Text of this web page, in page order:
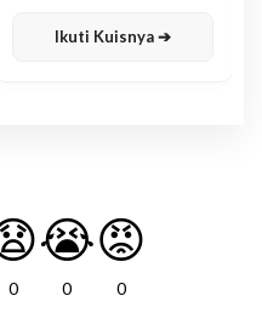
Ikuti Kuisnya ➔
0
😭
0
😡
0